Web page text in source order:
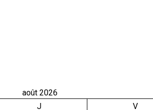
août 2026
J V